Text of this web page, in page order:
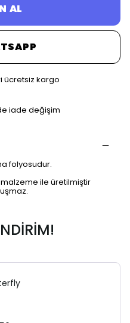
AL
ücretsiz kargo
iade değişim
folyosudur.
malzeme ile üretilmiştir